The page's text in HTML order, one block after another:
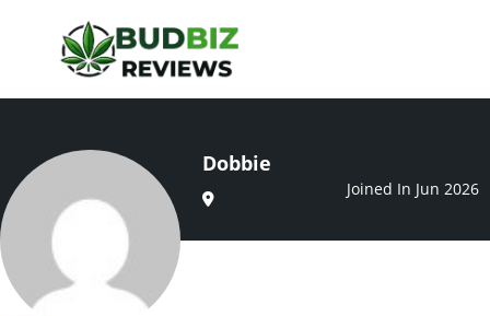
Dobbie
Joined In Jun 2026